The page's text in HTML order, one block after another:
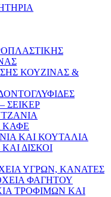
ΚΟΥΖΙΝΑΣ &
ΣΕΙΚΕΡ
ΚΑΦΕ
ΚΑΙ ΚΟΥΤΑΛΙΑ
ΔΙΣΚΟΙ
ΥΓΡΩΝ, ΚΑΝΑΤΕΣ
ΦΑΓΗΤΟΥ
ΤΡΟΦΙΜΩΝ ΚΑΙ